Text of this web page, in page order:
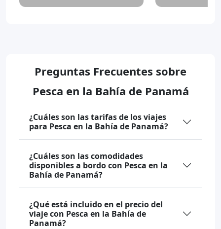
Preguntas Frecuentes sobre
Pesca en la Bahía de Panamá
¿Cuáles son las tarifas de los viajes
para Pesca en la Bahía de Panamá?
¿Cuáles son las comodidades
disponibles a bordo con Pesca en la
Bahía de Panamá?
¿Qué está incluido en el precio del
viaje con Pesca en la Bahía de
Panamá?